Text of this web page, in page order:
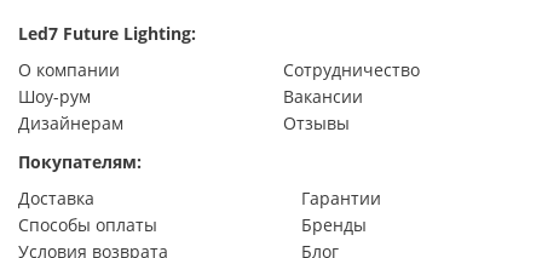
Led7 Future Lighting:
О компании
Сотрудничество
Шоу-рум
Вакансии
Дизайнерам
Отзывы
Покупателям:
Доставка
Гарантии
Способы оплаты
Бренды
Условия возврата
Блог